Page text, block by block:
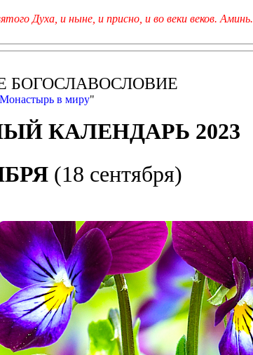
Духа, и ныне, и присно, и во веки веков. Аминь.
БОГОСЛАВОСЛОВИЕ
Монастырь в миру"
КАЛЕНДАРЬ 2023
(18 сентября)